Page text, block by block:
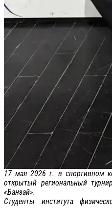
17 мая 2026 г. в спортивном
открытый региональный
«Банзай».
Студенты института